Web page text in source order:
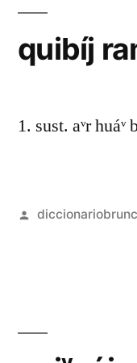
quibíj
1. sust. aᵛr